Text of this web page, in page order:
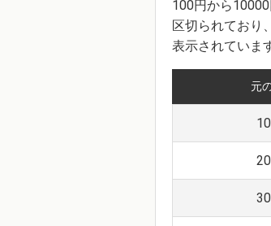
100円から
区切られており
表示されていま
元